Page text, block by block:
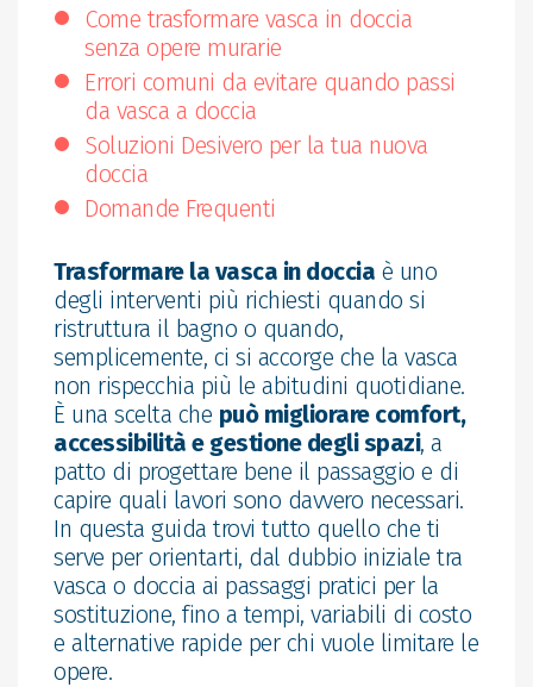
Come trasformare vasca in doccia
senza opere murarie
Errori comuni da evitare quando passi
da vasca a doccia
Soluzioni Desivero per la tua nuova
doccia
Domande Frequenti
Trasformare la vasca in doccia è uno
degli interventi più richiesti quando si
ristruttura il bagno o quando,
semplicemente, ci si accorge che la vasca
non rispecchia più le abitudini quotidiane.
È una scelta che può migliorare comfort,
accessibilità e gestione degli spazi, a
patto di progettare bene il passaggio e di
capire quali lavori sono davvero necessari.
In questa guida trovi tutto quello che ti
serve per orientarti, dal dubbio iniziale tra
vasca o doccia ai passaggi pratici per la
sostituzione, fino a tempi, variabili di costo
e alternative rapide per chi vuole limitare le
opere.